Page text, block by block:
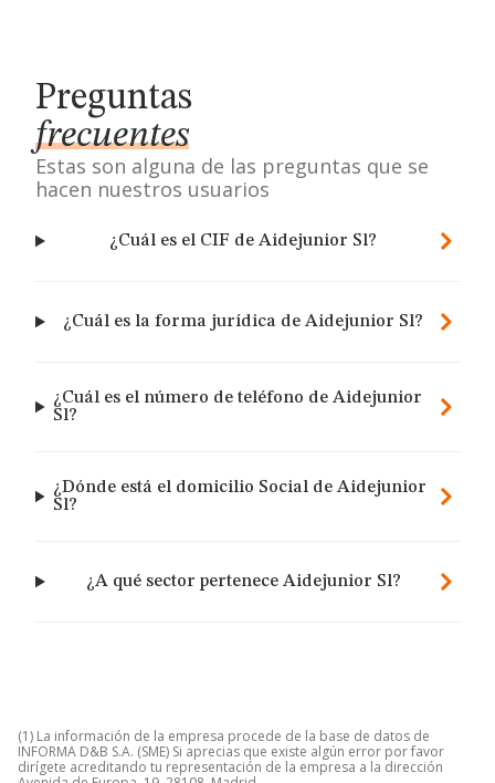
Preguntas
frecuentes
Estas son alguna de las preguntas que se
hacen nuestros usuarios
¿Cuál es el CIF de Aidejunior Sl?
¿Cuál es la forma jurídica de Aidejunior Sl?
¿Cuál es el número de teléfono de Aidejunior
Sl?
¿Dónde está el domicilio Social de Aidejunior
Sl?
¿A qué sector pertenece Aidejunior Sl?
(1) La información de la empresa procede de la base de datos de
INFORMA D&B S.A. (SME) Si aprecias que existe algún error por favor
dirígete acreditando tu representación de la empresa a la dirección